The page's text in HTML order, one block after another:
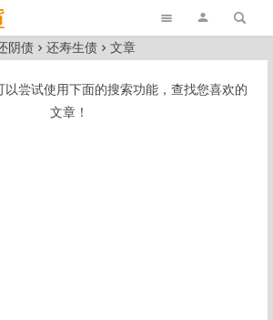
阴债 还寿生债 文章
以尝试使用下面的搜索功能，查找您喜欢的
文章！